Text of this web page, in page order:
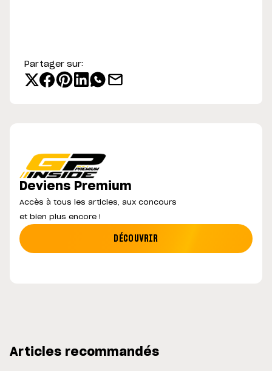
Partager sur:
Deviens Premium
Accès à tous les articles, aux concours
et bien plus encore !
DÉCOUVRIR
Articles recommandés